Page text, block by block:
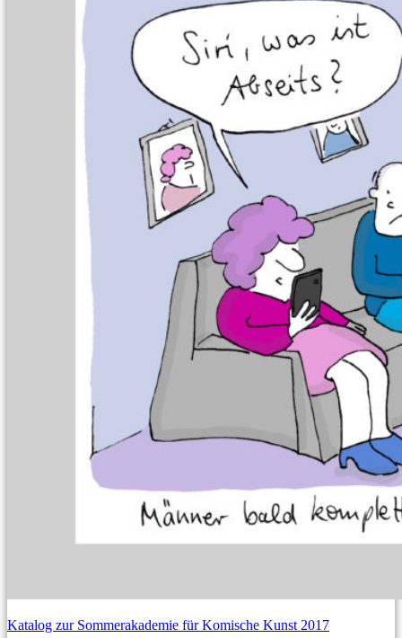
Katalog zur Sommerakademie für Komische Kunst 2017